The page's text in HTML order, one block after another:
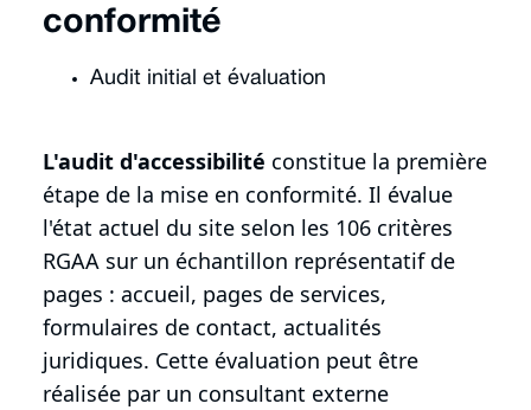
conformité
Audit initial et évaluation
L'audit d'accessibilité constitue la première
étape de la mise en conformité. Il évalue
l'état actuel du site selon les 106 critères
RGAA sur un échantillon représentatif de
pages : accueil, pages de services,
formulaires de contact, actualités
juridiques. Cette évaluation peut être
réalisée par un consultant externe